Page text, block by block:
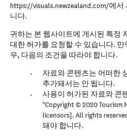
https://visuals.newzealand.com/에
니다.
귀하는 본 웹사이트에 게시된 특정
대한 허가를 요청할 수 있습니다.
우, 다음의 조건을 따라야 합니다.
자료와 콘텐츠는 어떠한
추가돼서는 안 됩니다.
사용이 허가된 자료와 콘
"Copyright © 2020 Tourism
licensors]. All rights
돼야 합니다.